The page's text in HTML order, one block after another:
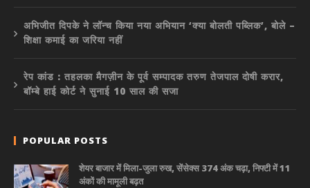
अभिजीत दिपके ने लॉन्च किया नया अभियान ‘क्या बोलती पब्लिक’, बोले –
शिक्षा कमाई का जरिया नहीं
रेप कांड : तहलका मैगज़ीन के पूर्व सम्पादक तरुण तेजपाल दोषी करार,
बॉम्बे हाई कोर्ट ने सुनाई 10 साल की सजा
POPULAR POSTS
शेयर बाजार में मिला-जुला रुख, सेंसेक्स 374 अंक चढ़ा, निफ्टी में 11
अंकों की मामूली बढ़त